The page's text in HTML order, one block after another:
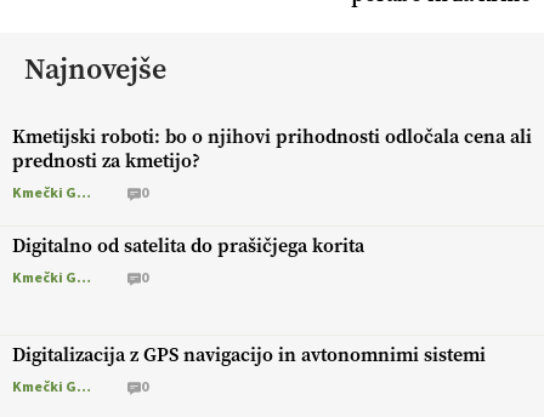
Najnovejše
Kmetijski roboti: bo o njihovi prihodnosti odločala cena ali
prednosti za kmetijo?
Kmečki Glas 0
Digitalno od satelita do prašičjega korita
Kmečki Glas 0
Digitalizacija z GPS navigacijo in avtonomnimi sistemi
Kmečki Glas 0